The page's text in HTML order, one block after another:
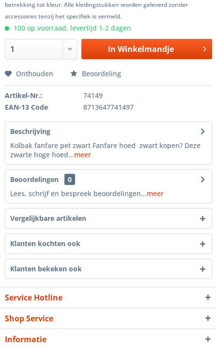
betrekking tot kleur. Alle kledingstukken worden geleverd zonder
accessoires tenzij het specifiek is vermeld.
100 op voorraad, levertijd 1-2 dagen
In Winkelmandje
Onthouden Beoordeling
Artikel-Nr.:
74149
EAN-13 Code
8713647741497
Beschrijving
Kolbak fanfare pet zwart Fanfare hoed zwart kopen? Deze
zwarte hoge hoed...meer
Beoordelingen
0
Lees, schrijf en bespreek beoordelingen...meer
Vergelijkbare artikelen
Klanten kochten ook
Klanten bekeken ook
Service Hotline
Shop Service
Informatie